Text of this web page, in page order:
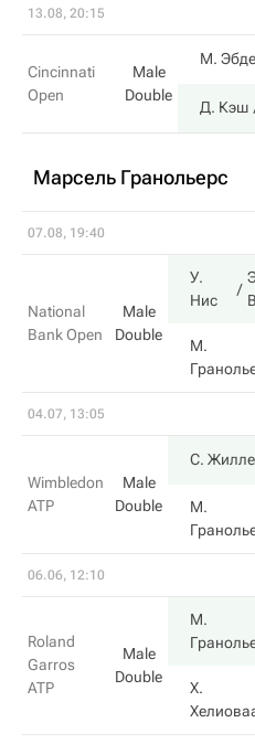
13.08, 20:15
Cincinnati
Open
Male
Double
М.
Д. Кэш
Марсель Гранольерс
07.08, 19:40
National
Bank Open
Male
Double
У.
Нис
М.
04.07, 13:05
Wimbledon
ATP
Male
Double
С. Жилле
М.
06.06, 12:10
Roland
Garros
ATP
Male
Double
М.
Х.